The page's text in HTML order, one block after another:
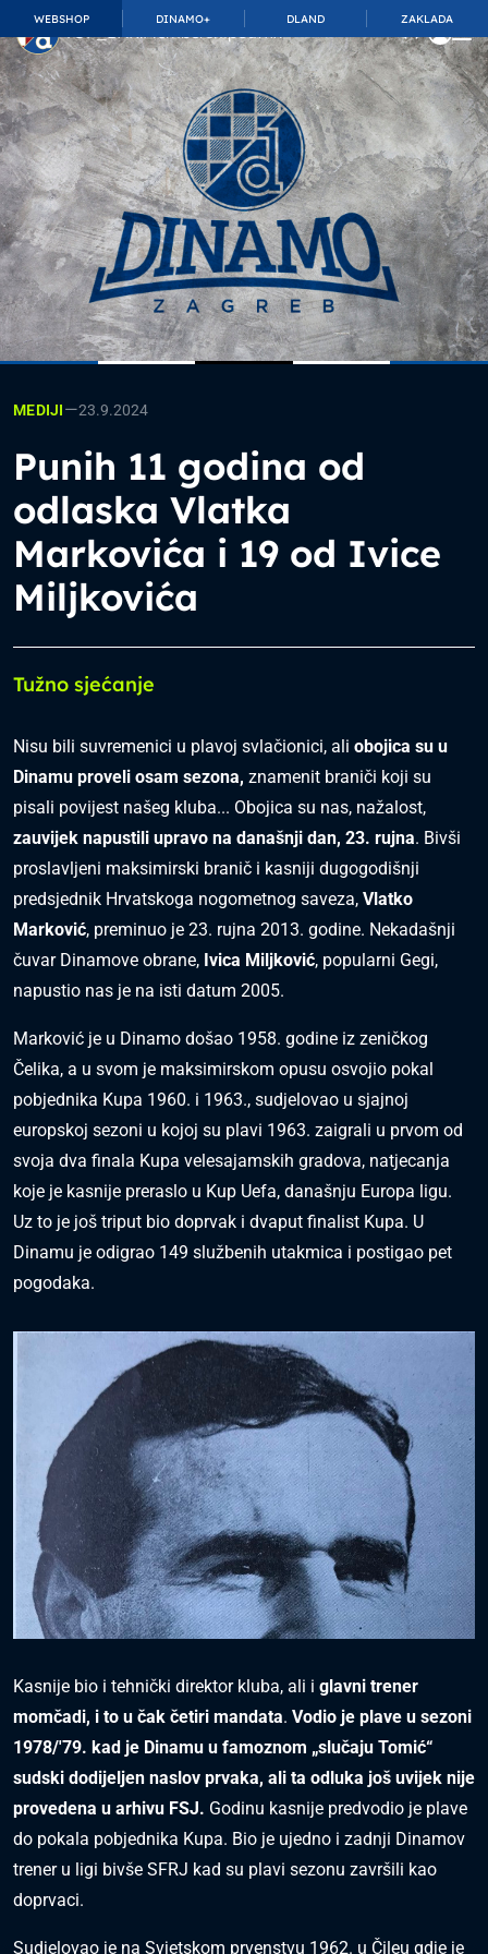
WEBSHOP DINAMO+ DLAND ZAKLADA
TOP_BAR.MembershipSuffix
MEDIJI—23.9.2024
Punih 11 godina od
odlaska Vlatka
Markovića i 19 od Ivice
Miljkovića
Tužno sjećanje
Nisu bili suvremenici u plavoj svlačionici, ali obojica su u
Dinamu proveli osam sezona, znamenit braniči koji su
pisali povijest našeg kluba... Obojica su nas, nažalost,
zauvijek napustili upravo na današnji dan, 23. rujna. Bivši
proslavljeni maksimirski branič i kasniji dugogodišnji
predsjednik Hrvatskoga nogometnog saveza, Vlatko
Marković, preminuo je 23. rujna 2013. godine. Nekadašnji
čuvar Dinamove obrane, Ivica Miljković, popularni Gegi,
napustio nas je na isti datum 2005.
Marković je u Dinamo došao 1958. godine iz zeničkog
Čelika, a u svom je maksimirskom opusu osvojio pokal
pobjednika Kupa 1960. i 1963., sudjelovao u sjajnoj
europskoj sezoni u kojoj su plavi 1963. zaigrali u prvom od
svoja dva finala Kupa velesajamskih gradova, natjecanja
koje je kasnije preraslo u Kup Uefa, današnju Europa ligu.
Uz to je još triput bio doprvak i dvaput finalist Kupa. U
Dinamu je odigrao 149 službenih utakmica i postigao pet
pogodaka.
Kasnije bio i tehnički direktor kluba, ali i glavni trener
momčadi, i to u čak četiri mandata. Vodio je plave u sezoni
1978/'79. kad je Dinamu u famoznom „slučaju Tomić“
sudski dodijeljen naslov prvaka, ali ta odluka još uvijek nije
provedena u arhivu FSJ. Godinu kasnije predvodio je plave
do pokala pobjednika Kupa. Bio je ujedno i zadnji Dinamov
trener u ligi bivše SFRJ kad su plavi sezonu završili kao
doprvaci.
Sudjelovao je na Svjetskom prvenstvu 1962. u Čileu gdje je